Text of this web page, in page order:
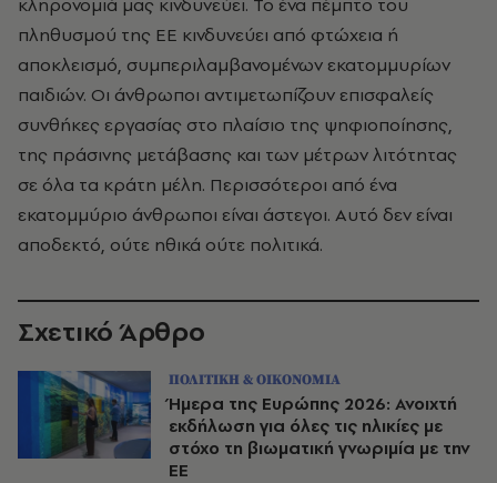
πληθυσμού της ΕΕ κινδυνεύει από φτώχεια ή
αποκλεισμό, συμπεριλαμβανομένων εκατομμυρίων
παιδιών. Οι άνθρωποι αντιμετωπίζουν επισφαλείς
συνθήκες εργασίας στο πλαίσιο της ψηφιοποίησης,
της πράσινης μετάβασης και των μέτρων λιτότητας
σε όλα τα κράτη μέλη. Περισσότεροι από ένα
εκατομμύριο άνθρωποι είναι άστεγοι. Αυτό δεν είναι
αποδεκτό, ούτε ηθικά ούτε πολιτικά.
Σχετικό Άρθρο
ΠΟΛΙΤΙΚΗ & ΟΙΚΟΝΟΜΙΑ
Ήμερα της Ευρώπης 2026: Ανοιχτή
εκδήλωση για όλες τις ηλικίες με
στόχο τη βιωματική γνωριμία με την
ΕΕ